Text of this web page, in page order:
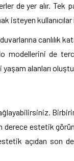
de yer alır. Tek
isteyen
canlılık
modellerini de
alanları
estetik
açıdan son